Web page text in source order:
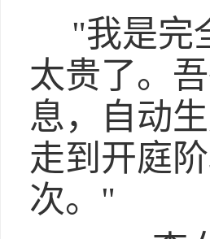
"我是完
太贵了。
息，自动
走到开庭
次。"